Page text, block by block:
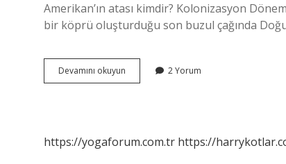
Amerikan’ın atası kimdir? Kolonizasyon
bir köprü oluşturduğu son buzul çağında
Devamını okuyun Amerika
Adını
2 Yorum
https://yogaforum.com.tr https://